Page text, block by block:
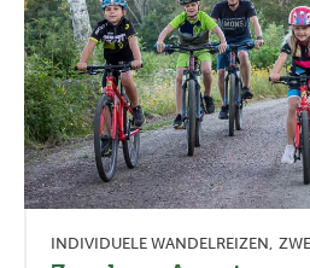
INDIVIDUELE WANDELREIZEN